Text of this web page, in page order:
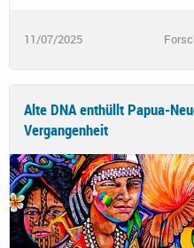
11/07/2025
Alte DNA enthüllt Papua-
Vergangenheit